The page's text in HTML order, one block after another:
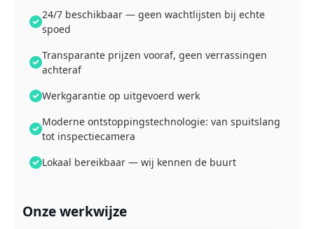
24/7 beschikbaar — geen wachtlijsten bij echte
spoed
Transparante prijzen vooraf, geen verrassingen
achteraf
Werkgarantie op uitgevoerd werk
Moderne ontstoppingstechnologie: van spuitslang
tot inspectiecamera
Lokaal bereikbaar — wij kennen de buurt
Onze werkwijze